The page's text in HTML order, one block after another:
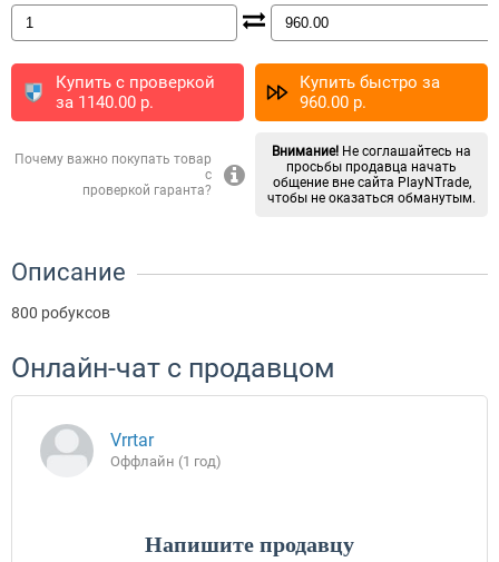
Купить с проверкой
за 1140.00 p.
Купить быстро за
960.00 p.
Почему важно покупать товар
с
проверкой гаранта?
Внимание! Не соглашайтесь на
просьбы продавца начать
общение вне сайта PlayNTrade,
чтобы не оказаться обманутым.
Описание
800 робуксов
Онлайн-чат с продавцом
Vrrtar
Оффлайн (1 год)
Напишите продавцу